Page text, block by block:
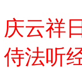
云祥
法听